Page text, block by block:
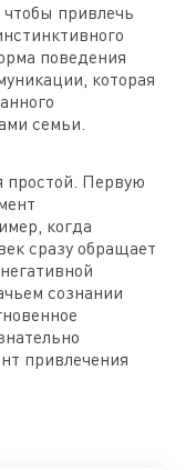
привлечь
поведения
которая
семьи.
простой. Первую
когда
сразу обращает
сознании
привлечения